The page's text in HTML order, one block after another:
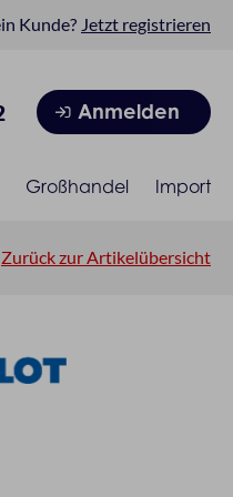
Kunde? Jetzt registrieren
Anmelden
Großhandel Import
Zurück zur Artikelübersicht